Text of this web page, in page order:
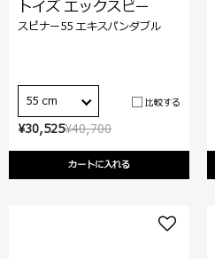
¥40,700
¥30,525
カートに入れる
トイズ エックスピー
スピナー55 エキスパンダブル
55 cm 比較する